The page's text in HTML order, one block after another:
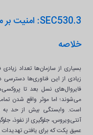
SEC530.3: امنیت بر محوریت شبکه
خلاصه
بسیاری از سازمان‌ها تعداد زیادی
زیادی از این فناوری‌ها دسترسی
فایروال‌های نسل بعد تا
می‌شوند؛ اما موثر واقع شدن
است. وابستگی بیش از حد به
آنتی‌ویروس، جلوگیری از نفوذ،
عمیق پکت که برای یافتن